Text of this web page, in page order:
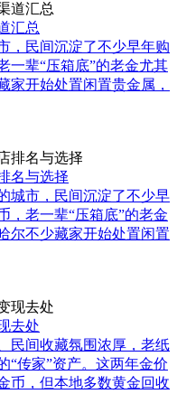
汇总
民间沉淀了不少早年购
一辈“压箱底”的老金尤其
家开始处置闲置贵金属，
名与选择
市，民间沉淀了不少早
，老一辈“压箱底”的老金
尔不少藏家开始处置闲置
去处
间收藏氛围浓厚，老纸
“传家”资产。这两年金价
币，但本地多数黄金回收